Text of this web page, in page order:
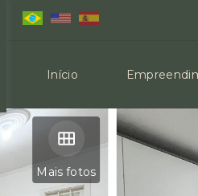
Início
Mais fotos